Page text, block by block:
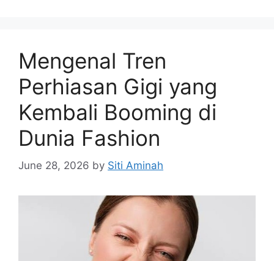
Mengenal Tren
Perhiasan Gigi yang
Kembali Booming di
Dunia Fashion
June 28, 2026 by Siti Aminah